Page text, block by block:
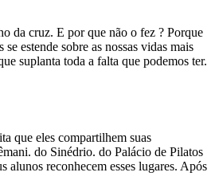
da cruz. E por que não o fez ? Porque
estende sobre as nossas vidas mais
suplanta toda a falta que podemos ter.
que eles compartilhem suas
do Sinédrio. do Palácio de Pilatos
reconhecem esses lugares. Após